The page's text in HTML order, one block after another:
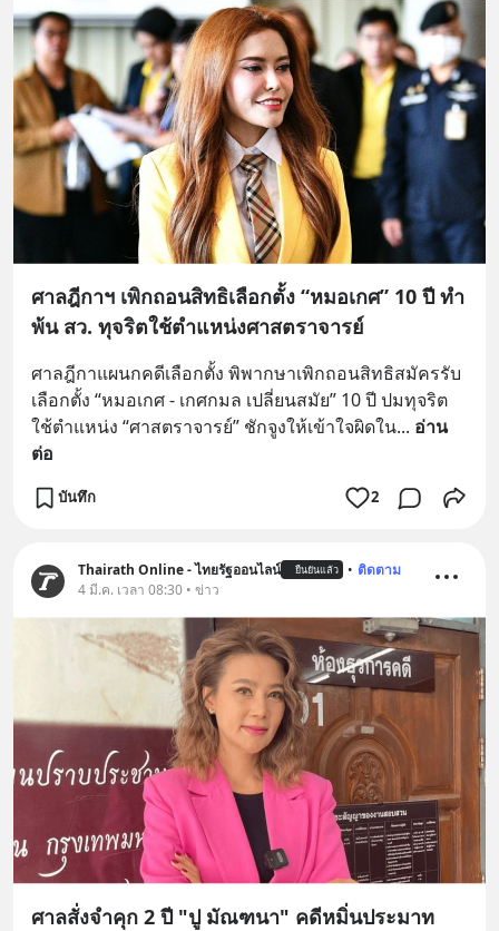
ศาลฎีกาฯ เพิกถอนสิทธิเลือกตั้ง “หมอเกศ” 10 ปี ทำ
พ้น สว. ทุจริตใช้ตำแหน่งศาสตราจารย์
ศาลฎีกาแผนกคดีเลือกตั้ง พิพากษาเพิกถอนสิทธิสมัครรับ
เลือกตั้ง “หมอเกศ - เกศกมล เปลี่ยนสมัย” 10 ปี ปมทุจริต
ใช้ตำแหน่ง “ศาสตราจารย์” ชักจูงให้เข้าใจผิดใน... อ่าน
ต่อ
บันทึก 2
Thairath Online - ไทยรัฐออนไลน์ ยืนยันแล้ว • ติดตาม
4 มี.ค. เวลา 08:30 • ข่าว
ศาลสั่งจำคุก 2 ปี "ปู มัณฑนา" คดีหมิ่นประมาท